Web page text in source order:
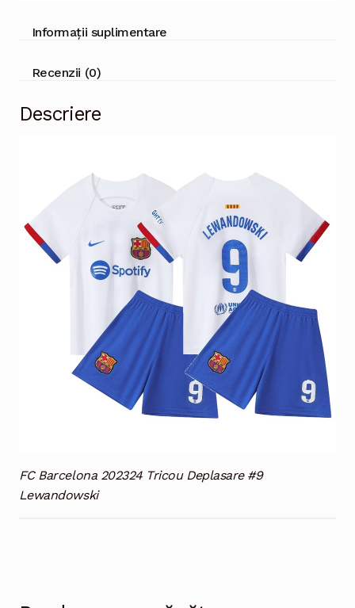
Informații suplimentare
Recenzii (0)
Descriere
FC Barcelona 202324 Tricou Deplasare #9
Lewandowski